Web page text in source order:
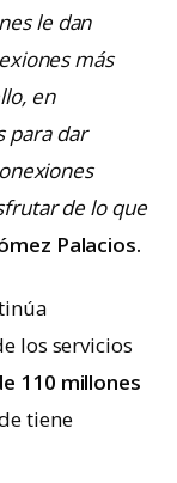
le dan
más
en
para dar
de lo que
Palacios.
los servicios
110 millones
tiene